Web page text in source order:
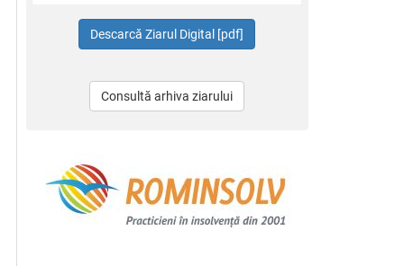
Consultă arhiva ziarului